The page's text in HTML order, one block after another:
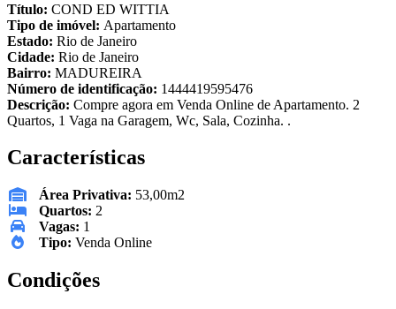
Título: COND ED WITTIA
Tipo de imóvel: Apartamento
Estado: Rio de Janeiro
Cidade: Rio de Janeiro
Bairro: MADUREIRA
Número de identificação: 1444419595476
Descrição: Compre agora em Venda Online de Apartamento. 2
Quartos, 1 Vaga na Garagem, Wc, Sala, Cozinha. .
Características
Área Privativa: 53,00m2
Quartos: 2
Vagas: 1
Tipo: Venda Online
Condições